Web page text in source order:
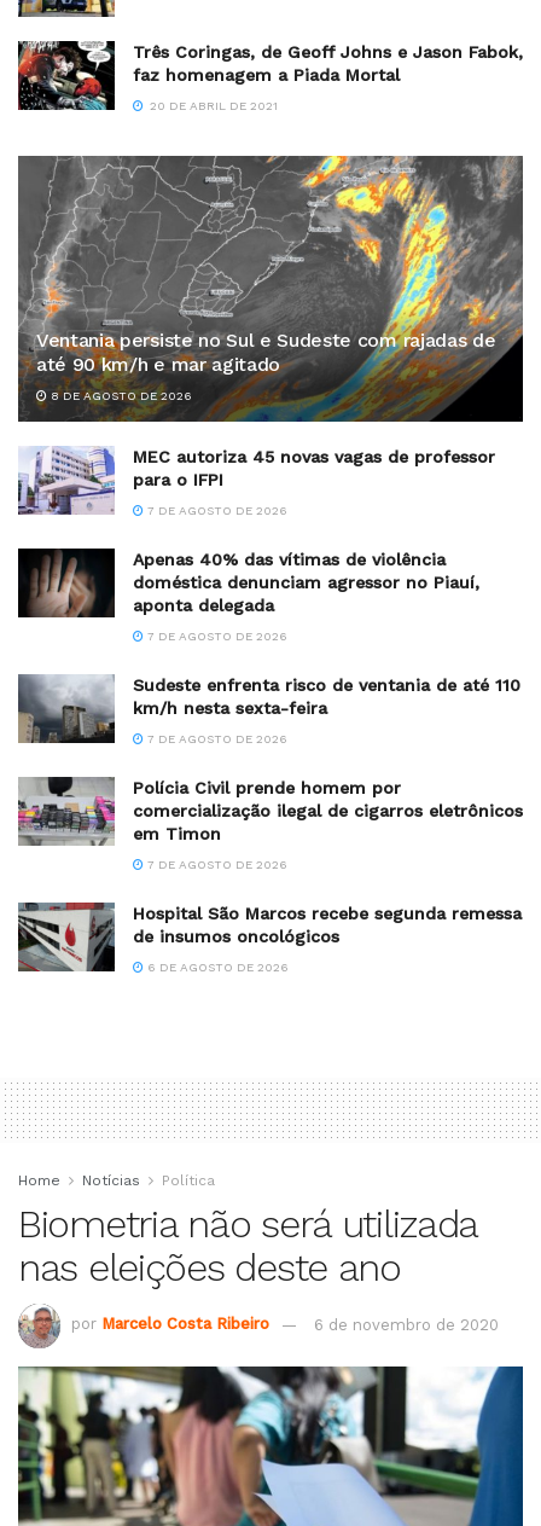
Três Coringas, de Geoff Johns e Jason Fabok,
faz homenagem a Piada Mortal
20 DE ABRIL DE 2021
Ventania persiste no Sul e Sudeste com rajadas de
até 90 km/h e mar agitado
8 DE AGOSTO DE 2026
MEC autoriza 45 novas vagas de professor
para o IFPI
7 DE AGOSTO DE 2026
Apenas 40% das vítimas de violência
doméstica denunciam agressor no Piauí,
aponta delegada
7 DE AGOSTO DE 2026
Sudeste enfrenta risco de ventania de até 110
km/h nesta sexta-feira
7 DE AGOSTO DE 2026
Polícia Civil prende homem por
comercialização ilegal de cigarros eletrônicos
em Timon
7 DE AGOSTO DE 2026
Hospital São Marcos recebe segunda remessa
de insumos oncológicos
6 DE AGOSTO DE 2026
Home Notícias Política
Biometria não será utilizada
nas eleições deste ano
por Marcelo Costa Ribeiro 6 de novembro de 2020